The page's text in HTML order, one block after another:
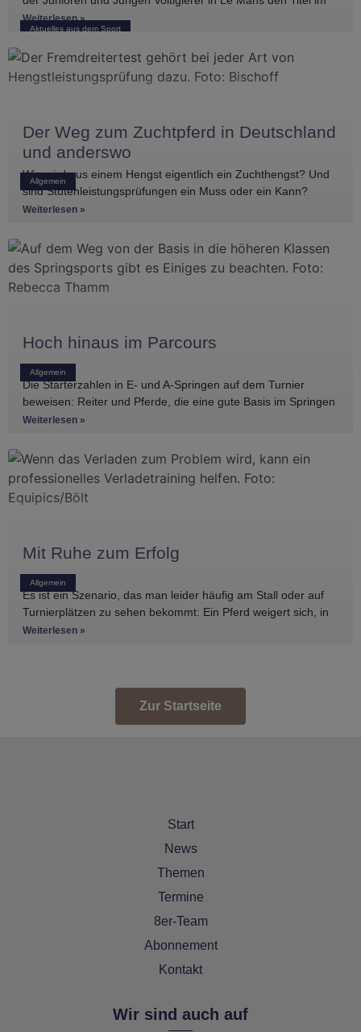
Aktuelles aus dem Sport
Gruppenvoltigieren gewonnen.
Weiterlesen »
Allgemein
Der Weg zum Zuchtpferd in Deutschland
und anderswo
Wie wird aus einem Hengst eigentlich ein Zuchthengst? Und
sind Stutenleistungsprüfungen ein Muss oder ein Kann?
Einblicke in die Regelwerke
Weiterlesen »
Allgemein
Hoch hinaus im Parcours
Die Starterzahlen in E- und A-Springen auf dem Turnier
beweisen: Reiter und Pferde, die eine gute Basis im Springen
haben, gibt es
Weiterlesen »
Allgemein
Mit Ruhe zum Erfolg
Es ist ein Szenario, das man leider häufig am Stall oder auf
Turnierplätzen zu sehen bekommt: Ein Pferd weigert sich, in
den Anhänger zu
Weiterlesen »
Zur Startseite
Start
News
Themen
Termine
8er-Team
Abonnement
Kontakt
Wir sind auch auf